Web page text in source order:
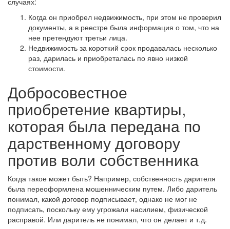
Когда он приобрел недвижимость, при этом не проверил
документы, а в реестре была информация о том, что на
нее претендуют третьи лица.
Недвижимость за короткий срок продавалась несколько
раз, дарилась и приобреталась по явно низкой
стоимости.
Добросовестное
приобретение квартиры,
которая была передана по
дарственному договору
против воли собственника
Когда такое может быть? Например, собственность дарителя
была переоформлена мошенническим путем. Либо даритель
понимал, какой договор подписывает, однако не мог не
подписать, поскольку ему угрожали насилием, физической
расправой. Или даритель не понимал, что он делает и т.д.